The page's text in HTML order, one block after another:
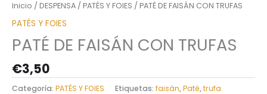
Inicio / DESPENSA / PATÉS Y FOIES / PATÉ DE FAISÁN CON TRUFAS
PATÉS Y FOIES
PATÉ DE FAISÁN CON TRUFAS
€3,50
Categoría: PATÉS Y FOIES Etiquetas: faisán,Paté,trufa